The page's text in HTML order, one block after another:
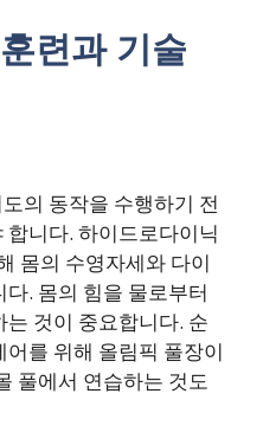
련과 기술
의 동작을 수행하기 전
니다. 하이드로다이닉
몸의 수영자세와 다이
. 몸의 힘을 물로부터
것이 중요합니다. 순
를 위해 올림픽 풀장이
풀에서 연습하는 것도